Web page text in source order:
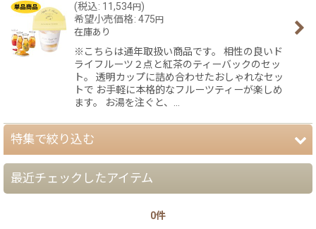
並び順:
絞り込む
(税込: 11,534円 )
希望小売価格: 475 円
在庫あり
※こちらは通年取扱い商品です。 相性の良いド
ライフルーツ２点と紅茶のティーバックのセッ
ト。 透明カップに詰め合わせたおしゃれなセッ
トで お手軽に本格的なフルーツティーが楽しめ
ます。 お湯を注ぐと、…
特集で絞り込む
【夏】さわやかパッケージ
【銘菓撰29・秋冬】洋菓子ギフト（贈答）
最近チェックしたアイテム
0件